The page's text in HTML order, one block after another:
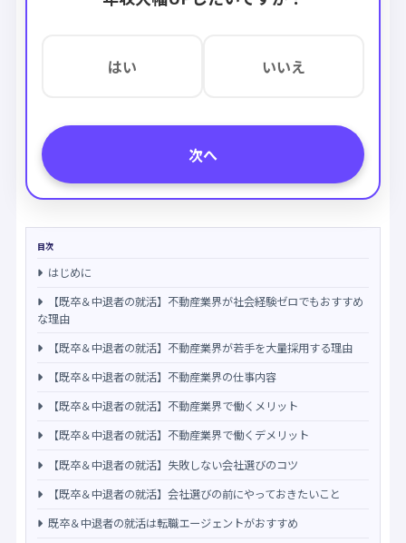
はい いいえ
次へ
目次
はじめに
【既卒＆中退者の就活】不動産業界が社会経験ゼロでもおすすめ
な理由
【既卒＆中退者の就活】不動産業界が若手を大量採用する理由
【既卒＆中退者の就活】不動産業界の仕事内容
【既卒＆中退者の就活】不動産業界で働くメリット
【既卒＆中退者の就活】不動産業界で働くデメリット
【既卒＆中退者の就活】失敗しない会社選びのコツ
【既卒＆中退者の就活】会社選びの前にやっておきたいこと
既卒＆中退者の就活は転職エージェントがおすすめ